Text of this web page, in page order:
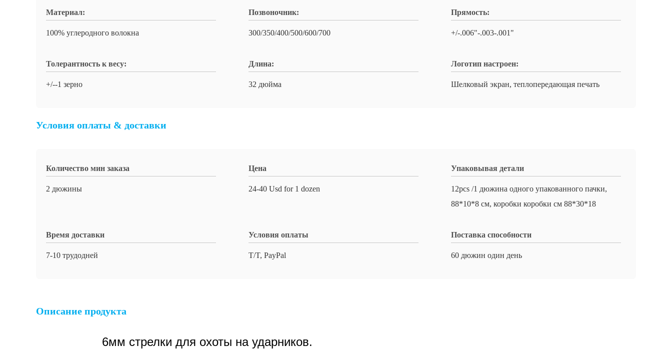
Материал:
100% углеродного волокна
Позвоночник:
300/350/400/500/600/700
Прямость:
+/-.006"-.003-.001"
Толерантность к весу:
+/--1 зерно
Длина:
32 дюйма
Логотип настроен:
Шелковый экран, теплопередающая печать
Условия оплаты & доставки
Количество мин заказа
2 дюжины
Цена
24-40 Usd for 1 dozen
Упаковывая детали
12pcs /1 дюжина одного упакованного пачки,
88*10*8 см, коробки коробки см 88*30*18
Время доставки
7-10 трудодней
Условия оплаты
T/T, PayPal
Поставка способности
60 дюжин один день
Описание продукта
6мм стрелки для охоты на ударников.